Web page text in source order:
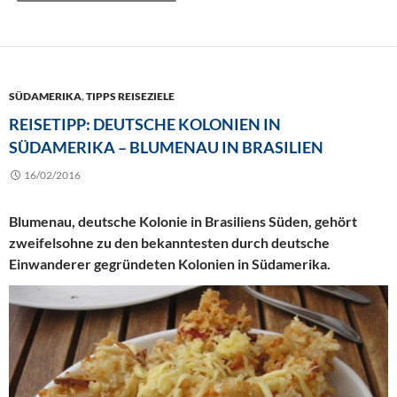
SÜDAMERIKA,TIPPS REISEZIELE
REISETIPP: DEUTSCHE KOLONIEN IN
SÜDAMERIKA – BLUMENAU IN BRASILIEN
16/02/2016
Blumenau, deutsche Kolonie in Brasiliens Süden, gehört
zweifelsohne zu den bekanntesten durch deutsche
Einwanderer gegründeten Kolonien in Südamerika.